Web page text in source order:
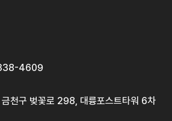
4609
천구 벚꽃로 298, 대륭포스트타워 6차